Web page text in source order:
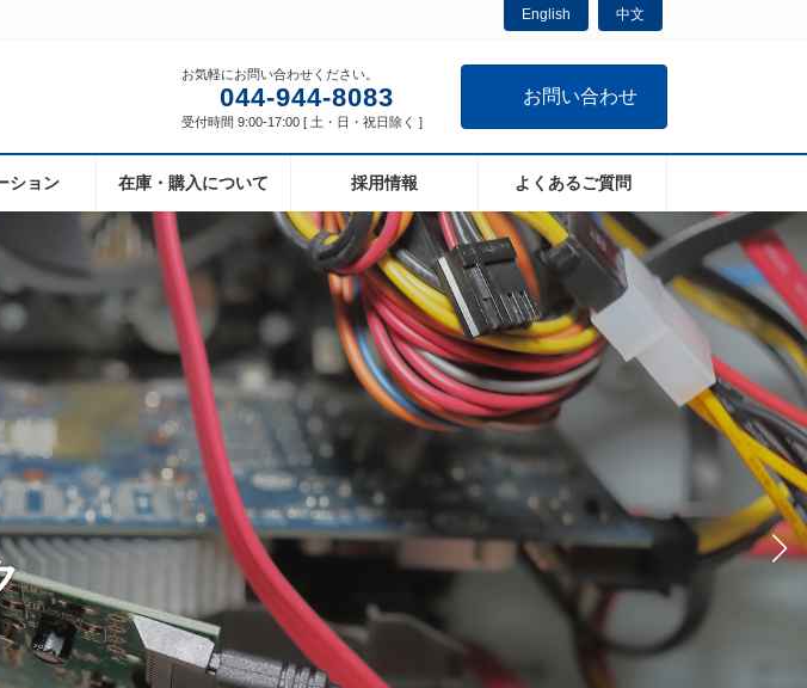
English 中文
お気軽にお問い合わせください。
044-944-8083
受付時間 9:00-17:00 [ 土・日・祝日除く ]
お問い合わせ
ション 在庫・購入について 採用情報 よくあるご質問
を育む
ログ技術」を無くしません
続ける企業を目指して